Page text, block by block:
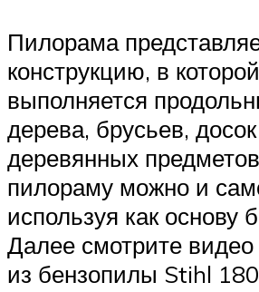
Пилорама
конструкцию, в которой
выполняется
дерева, брусьев,
деревянных
пилораму можно и
используя как основу
Далее смотрите
из бензопилы Stihl